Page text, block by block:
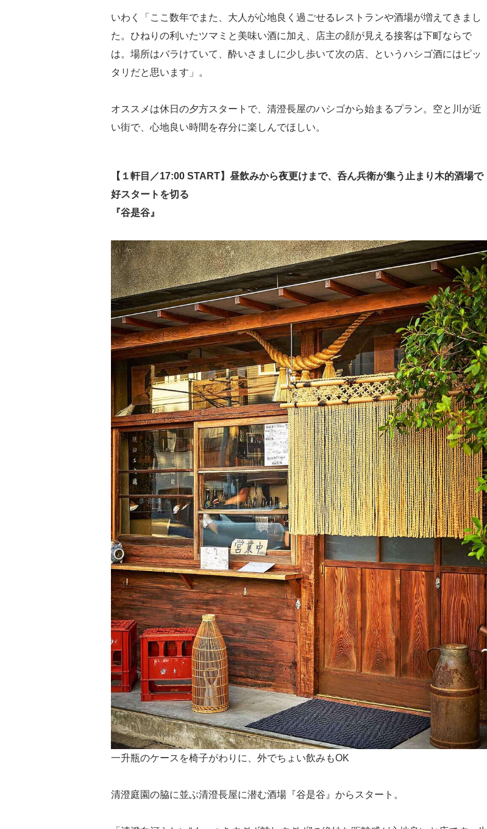
いわく「ここ数年でまた、大人が心地良く過ごせるレストランや酒場が増えてきまし
た。ひねりの利いたツマミと美味い酒に加え、店主の顔が見える接客は下町ならで
は。場所はバラけていて、酔いさましに少し歩いて次の店、というハシゴ酒にはピッ
タリだと思います」。
オススメは休日の夕方スタートで、清澄長屋のハシゴから始まるプラン。空と川が近
い街で、心地良い時間を存分に楽しんでほしい。
【１軒目／17:00 START】昼飲みから夜更けまで、呑ん兵衛が集う止まり木的酒場で
好スタートを切る
『谷是谷』
一升瓶のケースを椅子がわりに、外でちょい飲みもOK
清澄庭園の脇に並ぶ清澄長屋に潜む酒場『谷是谷』からスタート。